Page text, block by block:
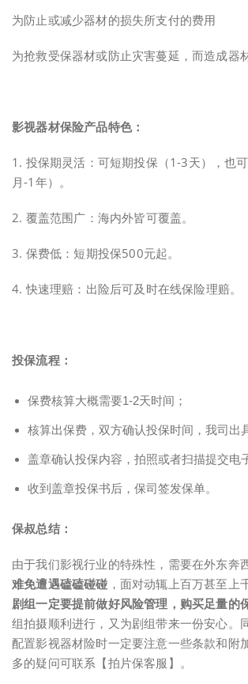
为防止或减少器材的损失所支付的费用
为抢救受保器材或防止灾害蔓延，而造成器
影视器材保险产品特色：
1. 投保期灵活：可短期投保（1-3天），也
月-1年）。
2. 覆盖范围广：海内外皆可覆盖。
3. 保费低：短期投保500元起。
4. 快速理赔：出险后可及时在线保险理赔。
投保流程：
保费核算大概需要1-2天时间；
核算出保费，双方确认投保时间，我司出
盖章确认投保内容，拍照或者扫描提交电
收到盖章投保书后，保司签发保单。
保叔总结：
由于我们影视行业的特殊性，需要在外东奔
难免遭遇磕磕碰碰 ，面对动辄上百万甚至上
剧组一定要提前做好风险管理，购买足量的
组拍摄顺利进行，又为剧组带来一份安心。
配置影视器材险时一定要注意一些条款和附
多的疑问可联系【拍片保客服】。